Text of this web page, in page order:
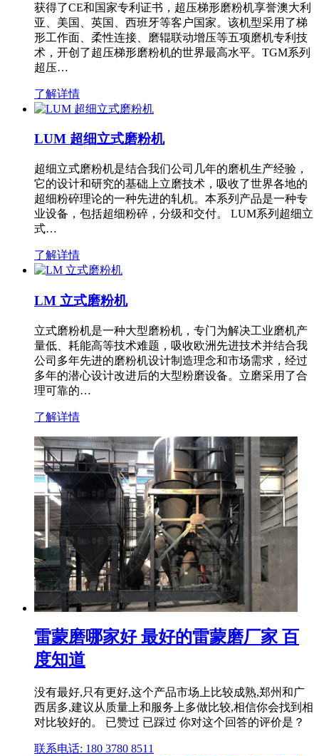
获得了CE和国家专利证书，超压梯形磨粉机享誉澳大利
亚、美国、英国、西班牙等客户国家。该机型采用了梯
形工作面、柔性连接、磨辊联动增压等五项磨机专利技
术，开创了超压梯形磨粉机的世界最高水平。TGM系列
超压…
了解详情
LUM 超细立式磨粉机
超细立式磨粉机是结合我们公司几年的磨机生产经验，
它的设计和研究的基础上立磨技术，吸收了世界各地的
超细粉碎理论的一种先进的轧机。本系列产品是一种专
业设备，包括超细粉碎，分级和交付。 LUM系列超细立
式…
了解详情
LM 立式磨粉机
立式磨粉机是一种大型磨粉机，专门为解决工业磨机产
量低、耗能高等技术难题，吸收欧洲先进技术并结合我
公司多年先进的磨粉机设计制造理念和市场需求，经过
多年的潜心设计改进后的大型粉磨设备。立磨采用了合
理可靠的…
了解详情
雷蒙磨哪家好 最好的雷蒙磨厂家 百
度知道
没有最好,只有更好,这个产品市场上比较成熟,郑州和广
西居多,建议从质量上和服务上多做比较,相信你会找到相
对比较好的。 已赞过 已踩过 你对这个回答的评价是？
联系电话: 180 3780 8511